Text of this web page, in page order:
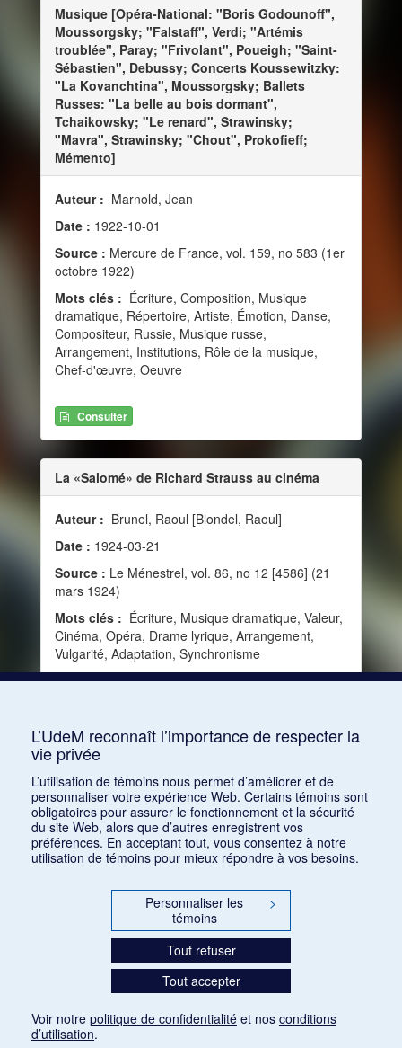
Musique [Opéra-National: "Boris Godounoff",
Moussorgsky; "Falstaff", Verdi; "Artémis
troublée", Paray; "Frivolant", Poueigh; "Saint-
Sébastien", Debussy; Concerts Koussewitzky:
"La Kovanchtina", Moussorgsky; Ballets
Russes: "La belle au bois dormant",
Tchaikowsky; "Le renard", Strawinsky;
"Mavra", Strawinsky; "Chout", Prokofieff;
Mémento]
Auteur : Marnold, Jean
Date : 1922-10-01
Source : Mercure de France, vol. 159, no 583 (1er
octobre 1922)
Mots clés : Écriture, Composition, Musique
dramatique, Répertoire, Artiste, Émotion, Danse,
Compositeur, Russie, Musique russe,
Arrangement, Institutions, Rôle de la musique,
Chef-d'œuvre, Oeuvre
Consulter
La «Salomé» de Richard Strauss au cinéma
Auteur : Brunel, Raoul [Blondel, Raoul]
Date : 1924-03-21
Source : Le Ménestrel, vol. 86, no 12 [4586] (21
mars 1924)
Mots clés : Écriture, Musique dramatique, Valeur,
Cinéma, Opéra, Drame lyrique, Arrangement,
Vulgarité, Adaptation, Synchronisme
1 2 3
L’UdeM reconnaît l’importance de respecter la
vie privée
L’utilisation de témoins nous permet d’améliorer et de
personnaliser votre expérience Web. Certains témoins sont
obligatoires pour assurer le fonctionnement et la sécurité
du site Web, alors que d’autres enregistrent vos
préférences. En acceptant tout, vous consentez à notre
utilisation de témoins pour mieux répondre à vos besoins.
Personnaliser les
témoins
>
Tout refuser
Tout accepter
Voir notre politique de confidentialité et nos conditions
d’utilisation.